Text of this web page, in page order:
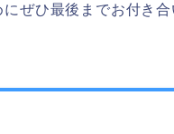
ぜひ最後までお付き合